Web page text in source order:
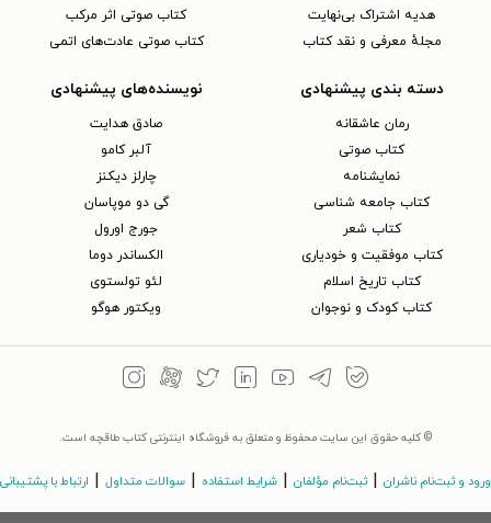
هدیه اشتراک بی‌نهایت
مجلهٔ معرفی و نقد کتاب
کتاب صوتی اثر مرکب
کتاب صوتی عادت‌های اتمی
دسته بندی پیشنهادی
رمان عاشقانه
کتاب‌ صوتی
نمایشنامه
کتاب جامعه شناسی
کتاب شعر
کتاب موفقیت و خودیاری
کتاب تاریخ اسلام
کتاب کودک و نوجوان
نویسنده‌های پیشنهادی
صادق هدایت
آلبر کامو
چارلز دیکنز
گی دو موپاسان
جورج اورول
الکساندر دوما
لئو تولستوی
ویکتور هوگو
© کلیه حقوق این سایت محفوظ و متعلق به فروشگاه اینترنتی کتاب طاقچه است.
ورود و ثبت‌نام ناشران ثبت‌نام مؤلفان شرایط استفاده سوالات متداول ارتباط با پشتیبانی